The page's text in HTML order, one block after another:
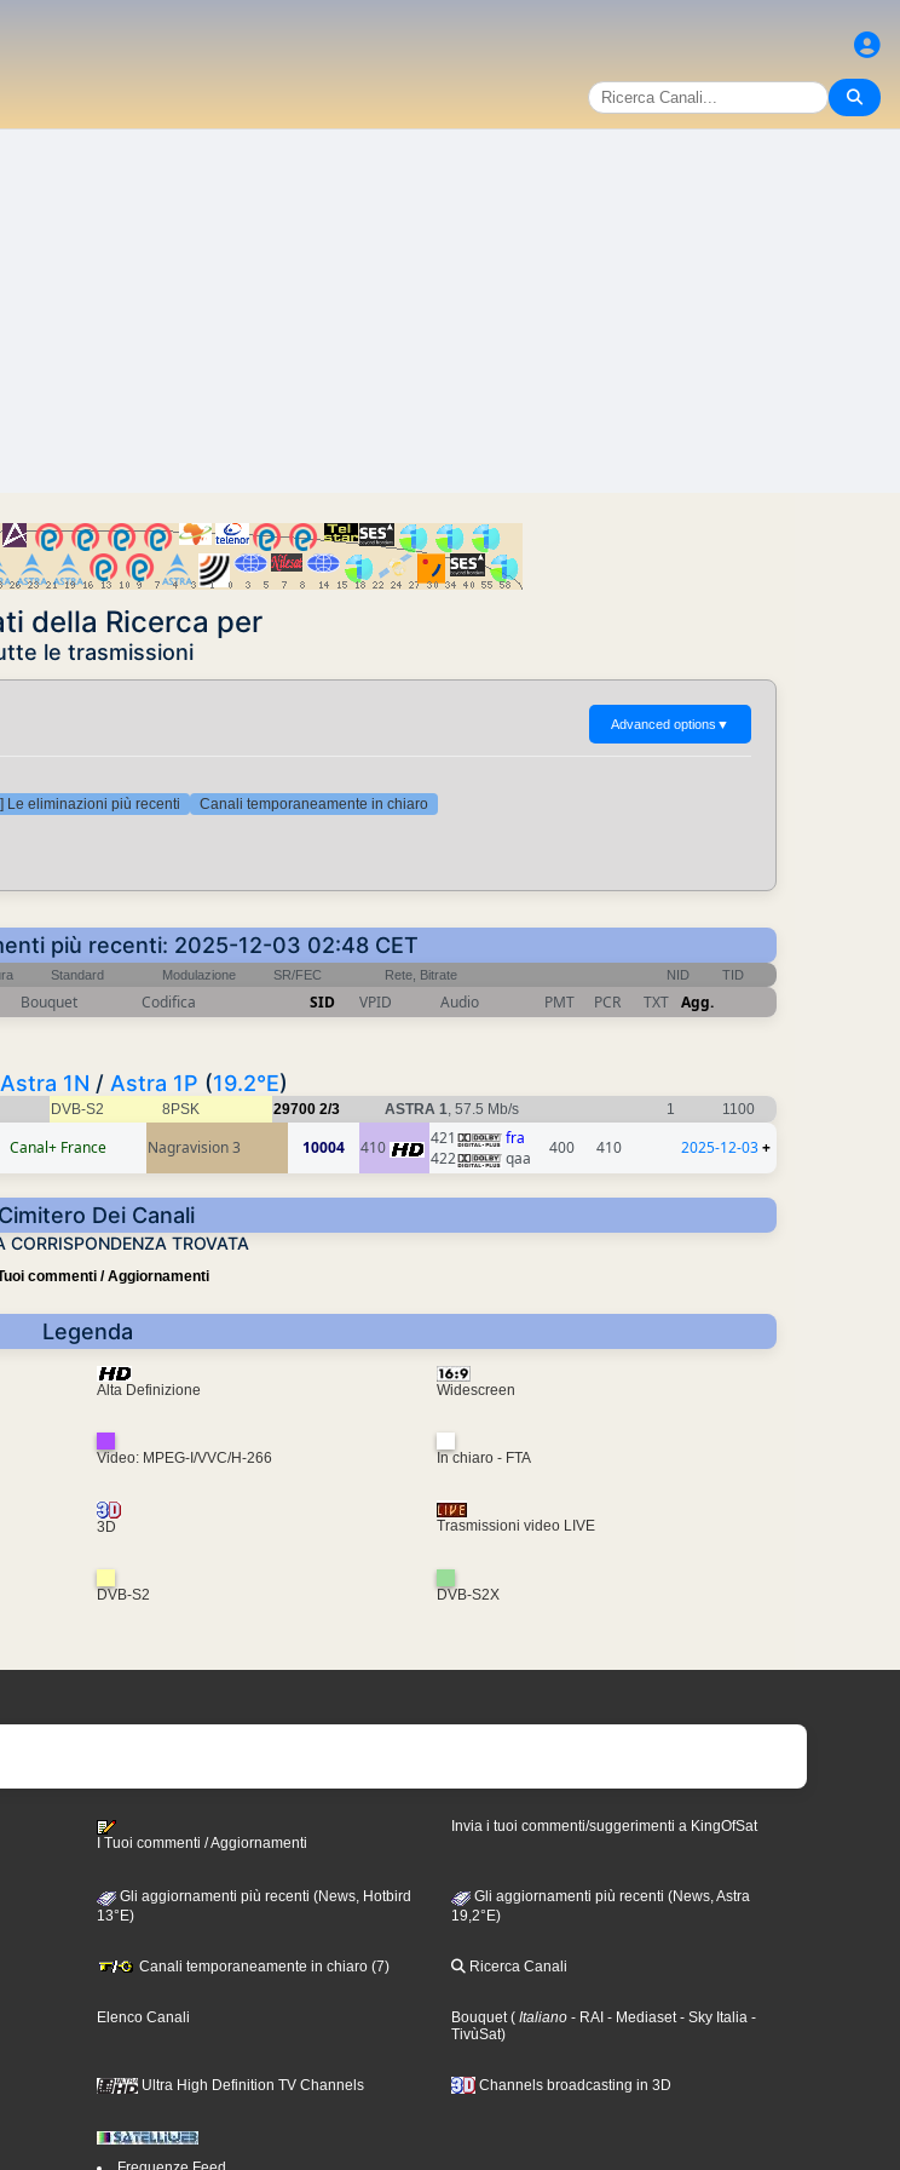
della Ricerca per
le trasmissioni
Advanced options ▼
] Le eliminazioni più recenti Canali temporaneamente in chiaro
più recenti: 2025-12-03 02:48 CET
Standard Modulazione SR/FEC Rete, Bitrate NID TID
Bouquet Codifica SID VPID Audio PMT PCR TXT Agg.
Astra 1N / Astra 1P (19.2°E)
DVB-S2 8PSK 29700 2/3 ASTRA 1, 57.5 Mb/s 1 1100
Canal+ France Nagravision 3 10004 410 421
fra
422
qaa
400 410 2025-12-03+
Dei Canali
CORRISPONDENZA TROVATA
Tuoi commenti / Aggiornamenti
Legenda
Alta Definizione Widescreen
Video: MPEG-I/VVC/H-266 In chiaro - FTA
3D Trasmissioni video LIVE
DVB-S2 DVB-S2X
I Tuoi commenti / Aggiornamenti
Invia i tuoi commenti/suggerimenti a KingOfSat
Gli aggiornamenti più recenti (News, Hotbird
13°E)
Gli aggiornamenti più recenti (News, Astra
19,2°E)
Canali temporaneamente in chiaro (7) Ricerca Canali
Elenco Canali Bouquet ( Italiano - RAI - Mediaset - Sky Italia -
TivùSat)
Ultra High Definition TV Channels Channels broadcasting in 3D